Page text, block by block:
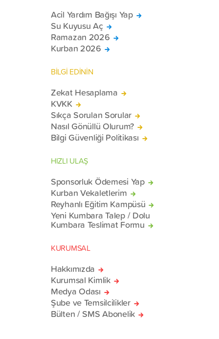
Acil Yardım Bağışı Yap
Su Kuyusu Aç
Ramazan 2026
Kurban 2026
BİLGİ EDİNİN
Zekat Hesaplama
KVKK
Sıkça Sorulan Sorular
Nasıl Gönüllü Olurum?
Bilgi Güvenliği Politikası
HIZLI ULAŞ
Sponsorluk Ödemesi Yap
Kurban Vekaletlerim
Reyhanlı Eğitim Kampüsü
Yeni Kumbara Talep / Dolu
Kumbara Teslimat Formu
KURUMSAL
Hakkımızda
Kurumsal Kimlik
Medya Odası
Şube ve Temsilcilikler
Bülten / SMS Abonelik